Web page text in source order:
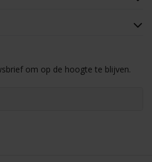
om op de hoogte te blijven.